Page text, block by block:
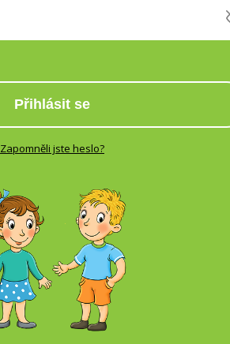
Přihlásit se
Zapomněli jste heslo?